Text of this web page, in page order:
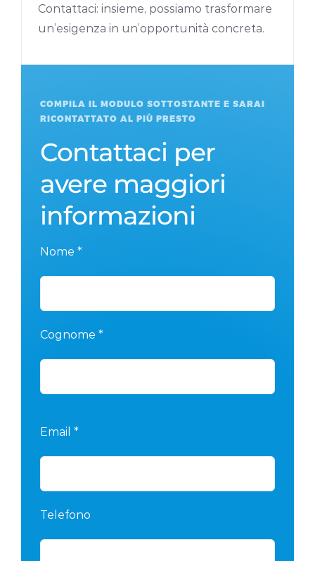
Contattaci: insieme, possiamo trasformare
un’esigenza in un’opportunità concreta.
COMPILA IL MODULO SOTTOSTANTE E SARAI
RICONTATTATO AL PIÙ PRESTO
Contattaci per
avere maggiori
informazioni
Nome *
Cognome *
Email *
Telefono